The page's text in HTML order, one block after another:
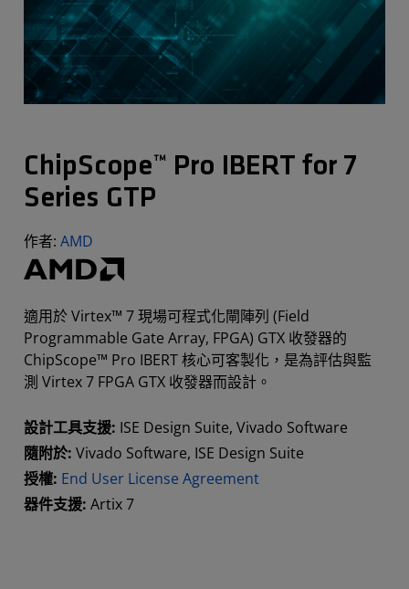
ChipScope™ Pro IBERT for 7
Series GTP
作者: AMD
適用於 Virtex™ 7 現場可程式化閘陣列 (Field
Programmable Gate Array, FPGA) GTX 收發器的
ChipScope™ Pro IBERT 核心可客製化，是為評估與監
測 Virtex 7 FPGA GTX 收發器而設計。
設計工具支援: ISE Design Suite, Vivado Software
隨附於: Vivado Software, ISE Design Suite
授權: End User License Agreement
器件支援: Artix 7